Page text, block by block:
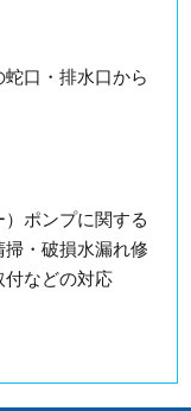
口・排水口から
ポンプに関する
・破損水漏れ修
付などの対応